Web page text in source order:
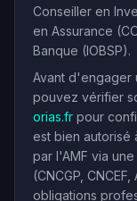
Conseiller en
en Assurance
Banque (IOBSP).
Avant d'engager
pouvez vérifier
orias.fr pour
est bien autorisé
par l'AMF via
(CNCGP,
obligations